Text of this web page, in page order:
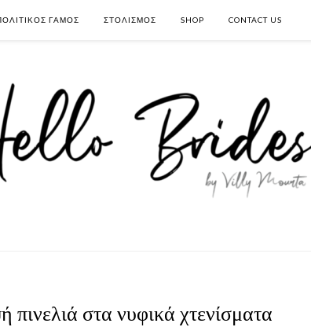
ΓΑΜΟΣ ΣΤΟΛΙΣΜΟΣ SHOP CONTACT US
στα νυφικά χτενίσματα